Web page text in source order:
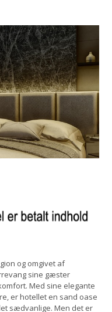
og omgivet af
sine gæster
Med sine elegante
er hotellet en sand oase
sædvanlige. Men det er